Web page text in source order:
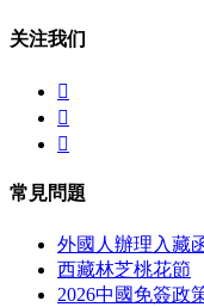
关注我们



常見問題
外國人辦理入藏
西藏林芝桃花節
2026中國免簽政